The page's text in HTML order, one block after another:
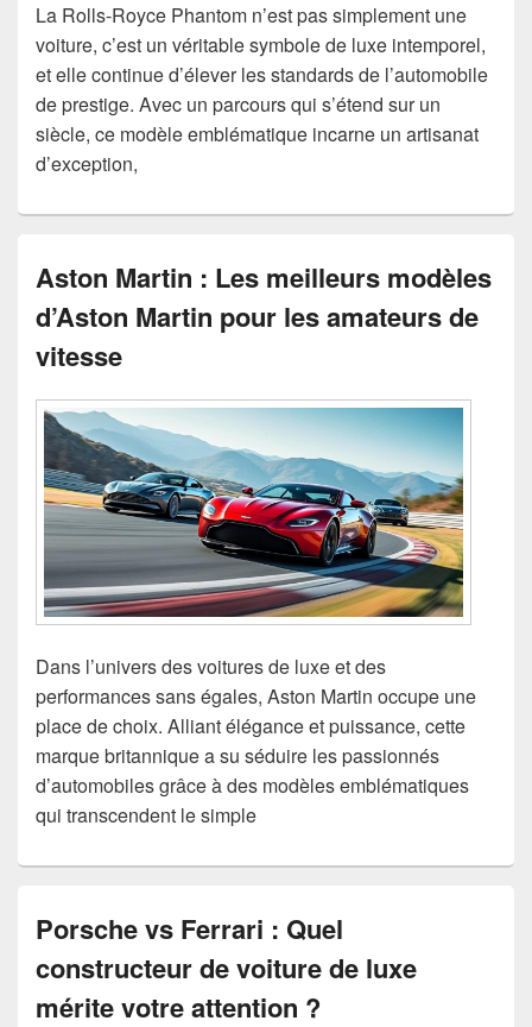
La Rolls-Royce Phantom n’est pas simplement une
voiture, c’est un véritable symbole de luxe intemporel,
et elle continue d’élever les standards de l’automobile
de prestige. Avec un parcours qui s’étend sur un
siècle, ce modèle emblématique incarne un artisanat
d’exception,
Aston Martin : Les meilleurs modèles
d’Aston Martin pour les amateurs de
vitesse
Dans l’univers des voitures de luxe et des
performances sans égales, Aston Martin occupe une
place de choix. Alliant élégance et puissance, cette
marque britannique a su séduire les passionnés
d’automobiles grâce à des modèles emblématiques
qui transcendent le simple
Porsche vs Ferrari : Quel
constructeur de voiture de luxe
mérite votre attention ?